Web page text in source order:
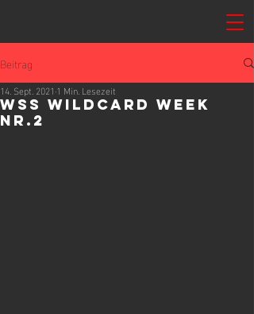
Beitrag
WSS Wildcard Week
Nr.2
14. Sept. 2021 1 Min. Lesezeit